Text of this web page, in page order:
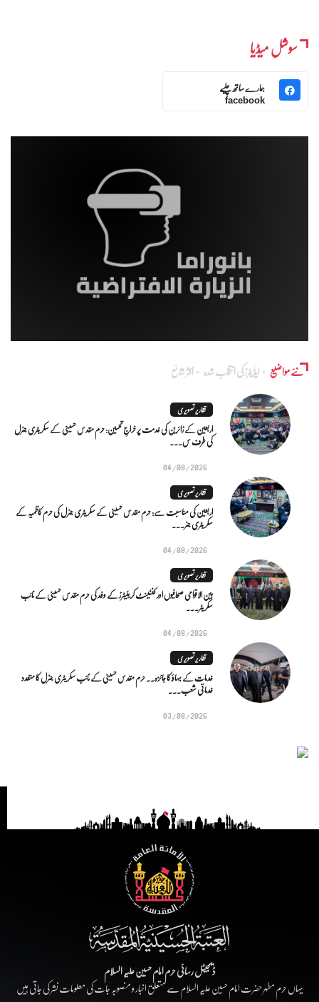
سوشل میڈیا
ہمارے ساتھ چلیے
facebook
نئے مواضیع ایڈٰیٹرز کی انتخاب شدہ اکثر شائع
تقاریر تصویری
اربعین کے زائرین کی خدمت پر خراجِ تحسین: حرم مقدس حسینی کے سکریٹری جنرل
کی طرف س...
04/08/2026
تقاریر تصویری
اربعین کی مناسبت سے: حرم مقدس حسینی کے سکریٹری جنرل کی حرم کاظمیہ کے
سکریٹری جنر...
04/08/2026
تقاریر تصویری
بین الاقوامی صحافیوں اور کنٹینٹ کریئیٹرز کے وفد کی حرم مقدس حسینی کے نائب
سکریٹر...
04/08/2026
تقاریر تصویری
خدمات کے بہاؤ کا جائزہ.. حرم مقدس حسینی کے نائب سکریٹری جنرل کا متعدد
خدماتی شعب...
03/08/2026
ڈیجیٹل رسائی حرم امام حسین علیہ السلام
یہاں حرم مطہر حضرت امام حسین علیہ السلام سے متعلق اخبار و منصوبہ جات کی معلومات نشر کی جاتی ہیں